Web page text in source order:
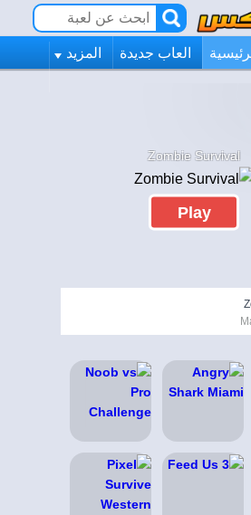
العاب جديدة المزيد
Zombie Survival
Play